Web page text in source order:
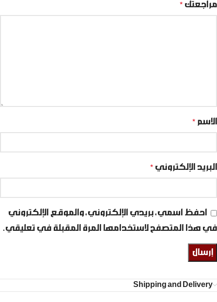
مراجعتك *
الاسم *
البريد الإلكتروني *
احفظ اسمي، بريدي الإلكتروني، والموقع الإلكتروني
في هذا المتصفح لاستخدامها المرة المقبلة في تعليقي.
Shipping and Delivery